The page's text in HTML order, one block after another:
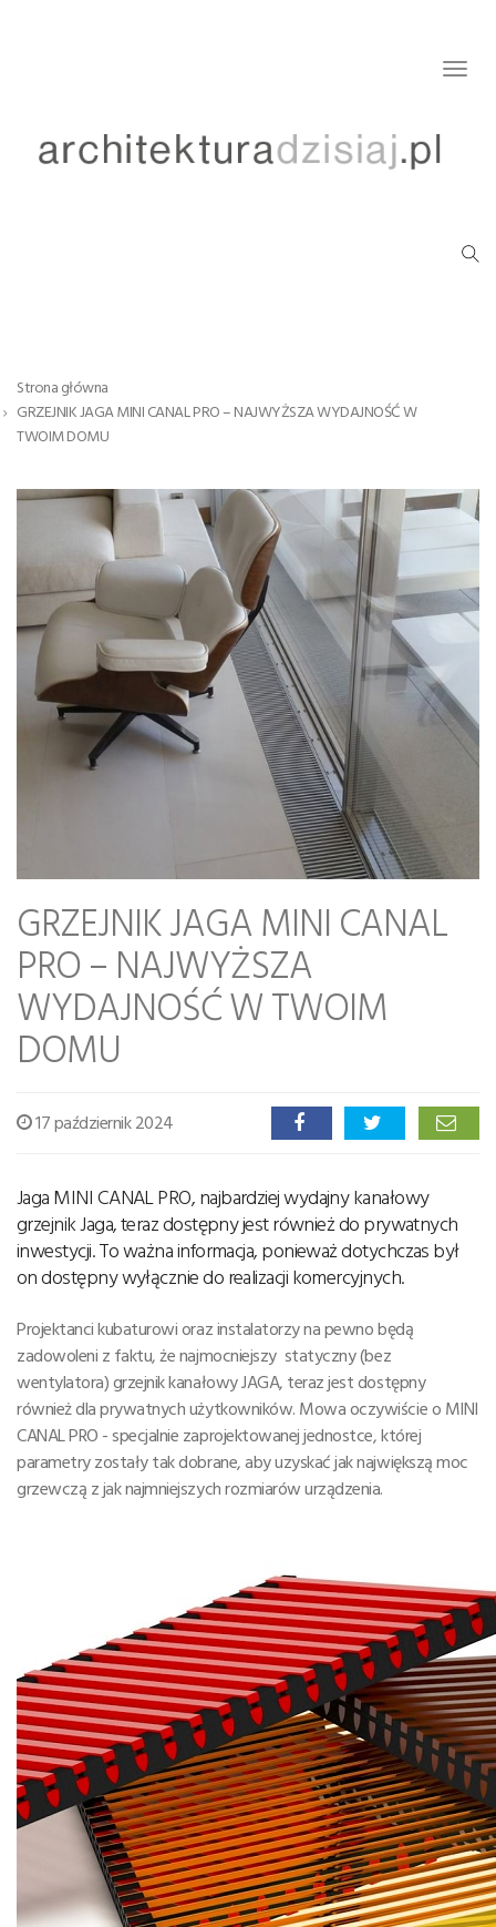
Strona główna
GRZEJNIK JAGA MINI CANAL PRO – NAJWYŻSZA WYDAJNOŚĆ W
TWOIM DOMU
GRZEJNIK JAGA MINI CANAL
PRO – NAJWYŻSZA
WYDAJNOŚĆ W TWOIM
DOMU
17 październik 2024
Jaga MINI CANAL PRO, najbardziej wydajny kanałowy
grzejnik Jaga, teraz dostępny jest również do prywatnych
inwestycji. To ważna informacja, ponieważ dotychczas był
on dostępny wyłącznie do realizacji komercyjnych.
Projektanci kubaturowi oraz instalatorzy na pewno będą
zadowoleni z faktu, że najmocniejszy statyczny (bez
wentylatora) grzejnik kanałowy JAGA, teraz jest dostępny
również dla prywatnych użytkowników. Mowa oczywiście o MINI
CANAL PRO - specjalnie zaprojektowanej jednostce, której
parametry zostały tak dobrane, aby uzyskać jak największą moc
grzewczą z jak najmniejszych rozmiarów urządzenia.